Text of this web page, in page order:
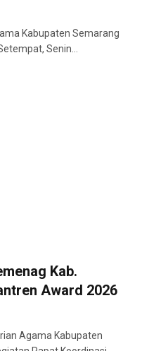
Kabupaten Semarang
Senin…
Kab.
Award 2026
Agama Kabupaten